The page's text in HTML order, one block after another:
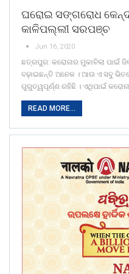
ଘରୋଇ ସଙ୍ଗରୋଧ
କାଳିପଲ୍ଲୀ ସରପଞ୍ଚ
Jun 16, 2020
ଛତ୍ରପୁର: କରୋନାର ମୁକାବିଲା ପାଇଁ
ବଢ଼ାଇଛନ୍ତି ଅନେକ । ଆଉ ଏ ସବୁ
ଗୁରୁତ୍ୱପୂର୍ଣ୍ଣ ରହିଛି । ଏଥିପାଇଁ
READ MORE...